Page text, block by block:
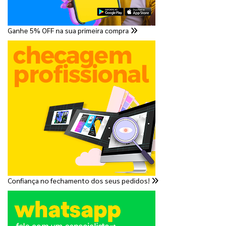
Ganhe 5% OFF na sua primeira compra
Confiança no fechamento dos seus pedidos!